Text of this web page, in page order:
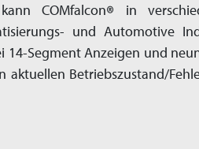
COMfalcon® in
und Automotive
14-Segment Anzeigen und
aktuellen Betriebs­zustand/